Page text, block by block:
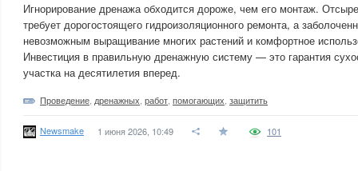
Игнорирование дренажа обходится дороже, чем его монтаж.
требует дорогостоящего гидроизоляционного ремонта, а
невозможным выращивание многих растений и комфортное
Инвестиция в правильную дренажную систему — это гарантия
участка на десятилетия вперед.
Проведение дренажных работ помогающих защитить
Newsmake 1 июня 2026, 10:49 101